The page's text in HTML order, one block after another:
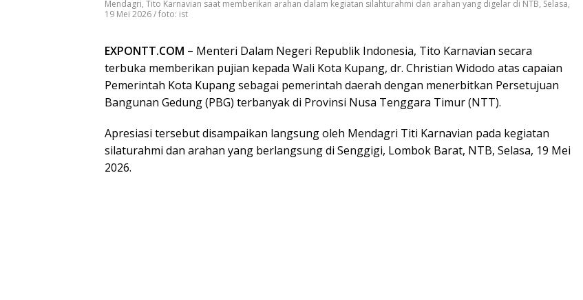
Mendagri, Tito Karnavian saat memberikan arahan dalam kegiatan silahturahmi dan arahan yang digelar di NTB, Selasa,
19 Mei 2026 / foto: ist
EXPONTT.COM – Menteri Dalam Negeri Republik Indonesia, Tito Karnavian secara
terbuka memberikan pujian kepada Wali Kota Kupang, dr. Christian Widodo atas capaian
Pemerintah Kota Kupang sebagai pemerintah daerah dengan menerbitkan Persetujuan
Bangunan Gedung (PBG) terbanyak di Provinsi Nusa Tenggara Timur (NTT).
Apresiasi tersebut disampaikan langsung oleh Mendagri Titi Karnavian pada kegiatan
silaturahmi dan arahan yang berlangsung di Senggigi, Lombok Barat, NTB, Selasa, 19 Mei
2026.